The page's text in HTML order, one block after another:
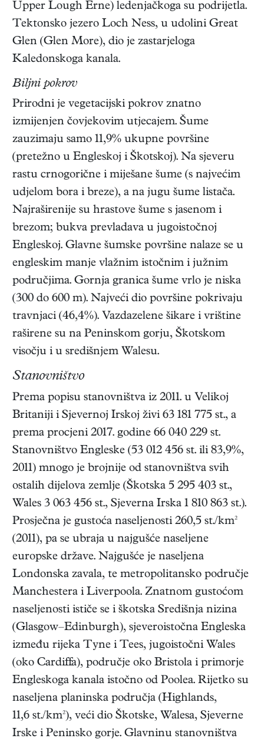
Upper Lough Erne) ledenjačkoga su podrijetla.
Tektonsko jezero Loch Ness, u udolini Great
Glen (Glen More), dio je zastarjeloga
Kaledonskoga kanala.
Biljni pokrov
Prirodni je vegetacijski pokrov znatno
izmijenjen čovjekovim utjecajem. Šume
zauzimaju samo 11,9% ukupne površine
(pretežno u Engleskoj i Škotskoj). Na sjeveru
rastu crnogorične i miješane šume (s najvećim
udjelom bora i breze), a na jugu šume listača.
Najraširenije su hrastove šume s jasenom i
brezom; bukva prevladava u jugoistočnoj
Engleskoj. Glavne šumske površine nalaze se u
engleskim manje vlažnim istočnim i južnim
područjima. Gornja granica šume vrlo je niska
(300 do 600 m). Najveći dio površine pokrivaju
travnjaci (46,4%). Vazdazelene šikare i vrištine
raširene su na Peninskom gorju, Škotskom
visočju i u središnjem Walesu.
Stanovništvo
Prema popisu stanovništva iz 2011. u Velikoj
Britaniji i Sjevernoj Irskoj živi 63 181 775 st., a
prema procjeni 2017. godine 66 040 229 st.
Stanovništvo Engleske (53 012 456 st. ili 83,9%,
2011) mnogo je brojnije od stanovništva svih
ostalih dijelova zemlje (Škotska 5 295 403 st.,
Wales 3 063 456 st., Sjeverna Irska 1 810 863 st.).
Prosječna je gustoća naseljenosti 260,5 st./km²
(2011), pa se ubraja u najgušće naseljene
europske države. Najgušće je naseljena
Londonska zavala, te metropolitansko područje
Manchestera i Liverpoola. Znatnom gustoćom
naseljenosti ističe se i škotska Središnja nizina
(Glasgow–Edinburgh), sjeveroistočna Engleska
između rijeka Tyne i Tees, jugoistočni Wales
(oko Cardiffa), područje oko Bristola i primorje
Engleskoga kanala istočno od Poolea. Rijetko su
naseljena planinska područja (Highlands,
11,6 st./km²), veći dio Škotske, Walesa, Sjeverne
Irske i Peninsko gorje. Glavninu stanovništva